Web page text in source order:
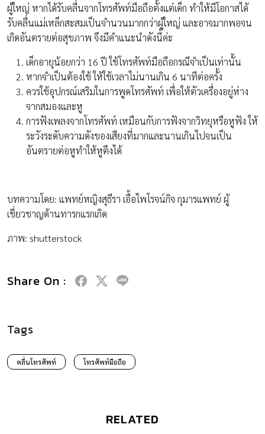
ผู้ใหญ่ หากได้รับคลื่นจากโทรศัพท์มือถือตั้งแต่เด็ก ทำให้มีโอกาสได้
รับคลื่นแม่เหล็กสะสมเป็นจำนวนมากกว่าผู้ใหญ่ และอาจมากพอจน
เกิดอันตรายต่อสุขภาพ จึงมีคำแนะนำดังนี้ค่ะ
เด็กอายุน้อยกว่า 16 ปี ใช้โทรศัพท์มือถือกรณีจำเป็นเท่านั้น
หากจำเป็นต้องใช้ ให้ใช้เวลาไม่นานเกิน 6 นาทีต่อครั้ง
ควรใช้อุปกรณ์เสริมในการพูดโทรศัพท์ เพื่อให้ตัวเครื่องอยู่ห่าง
จากสมองและหู
การฟังเพลงจากโทรศัพท์ เหมือนกับการฟังจากวิทยุหรือหูฟัง ให้
ระวังระดับความดังของเสียงที่มากและนานเกินไปจนเป็น
อันตรายต่อหูทำให้หูตึงได้
บทความโดย: แพทย์หญิงสุธีรา เอื้อไพโรจน์กิจ กุมารแพทย์ ผู้
เชี่ยวชาญด้านทารกแรกเกิด
ภาพ: shutterstock
Share On :
Tags
คลื่นโทรศัพท์ โทรศัพท์มือถือ
RELATED